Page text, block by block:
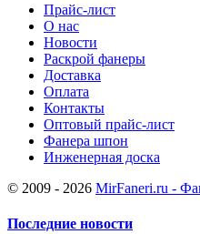
Прайс-лист
О нас
Новости
Раскрой фанеры
Доставка
Оплата
Контакты
Оптовый прайс-лист
Фанера шпон
Инженерная доска
© 2009 - 2026 MirFaneri.ru -
Последние новости